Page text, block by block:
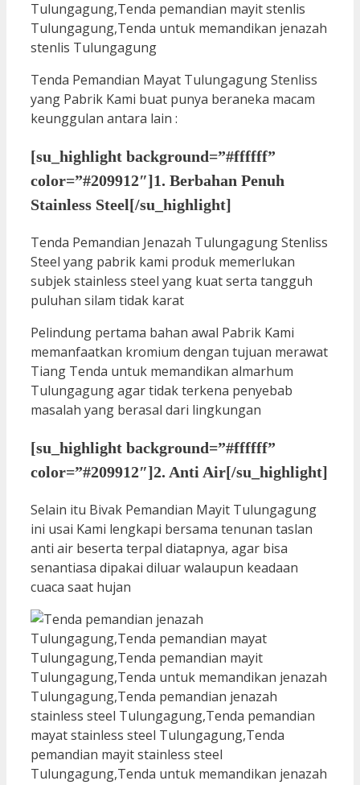
Tenda Pemandian Mayat Tulungagung Stenliss
yang Pabrik Kami buat punya beraneka macam
keunggulan antara lain :
[su_highlight background=”#ffffff”
color=”#209912″]1. Berbahan Penuh
Stainless Steel[/su_highlight]
Tenda Pemandian Jenazah Tulungagung Stenliss
Steel yang pabrik kami produk memerlukan
subjek stainless steel yang kuat serta tangguh
puluhan silam tidak karat
Pelindung pertama bahan awal Pabrik Kami
memanfaatkan kromium dengan tujuan merawat
Tiang Tenda untuk memandikan almarhum
Tulungagung agar tidak terkena penyebab
masalah yang berasal dari lingkungan
[su_highlight background=”#ffffff”
color=”#209912″]2. Anti Air[/su_highlight]
Selain itu Bivak Pemandian Mayit Tulungagung
ini usai Kami lengkapi bersama tenunan taslan
anti air beserta terpal diatapnya, agar bisa
senantiasa dipakai diluar walaupun keadaan
cuaca saat hujan